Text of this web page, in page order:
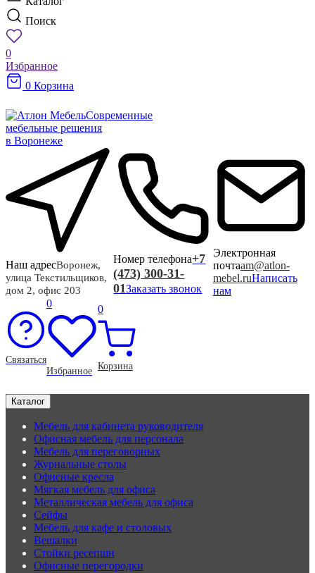
Поиск
0
Избранное
0 Корзина
Современные
мебельные решения
в Воронеже
Наш адресВоронеж,
улица Текстильщиков,
дом 2, офис 203
Номер телефона+7
(473) 300-31-
01Заказать звонок
Электронная
почтаam@atlon-
mebel.ruНаписать
нам
Связаться
0
Избранное
0
Корзина
Каталог
Мебель для кабинета руководителя
Офисная мебель для персонала
Мебель для переговорных
Журнальные столы
Офисные кресла
Мягкая мебель для офиса
Металлическая мебель для офиса
Сейфы
Мебель для кафе и столовых
Вешалки
Стойки ресепшн
Офисные перегородки